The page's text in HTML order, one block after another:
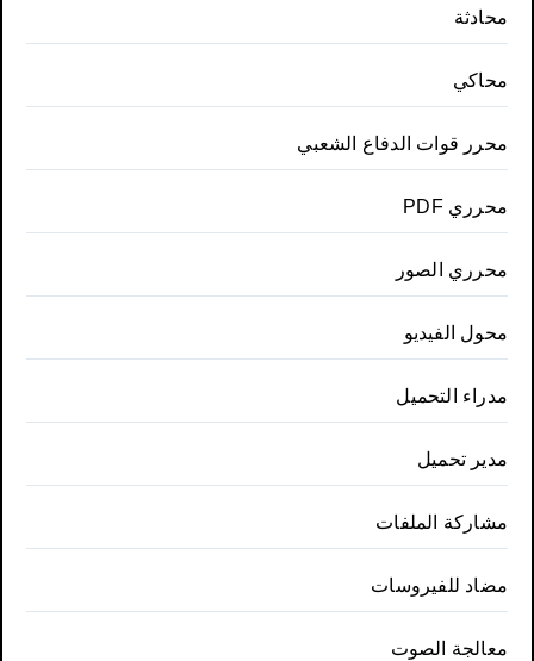
محادثة
محاكي
محرر قوات الدفاع الشعبي
محرري PDF
محرري الصور
محول الفيديو
مدراء التحميل
مدير تحميل
مشاركة الملفات
مضاد للفيروسات
معالجة الصوت